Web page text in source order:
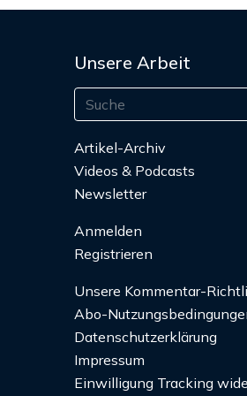
Unsere Arbeit
Artikel-Archiv
Videos & Podcasts
Newsletter
Anmelden
Registrieren
Unsere Kommentar-
Abo-
Datenschutzerklärung
Impressum
Einwilligung Tracking